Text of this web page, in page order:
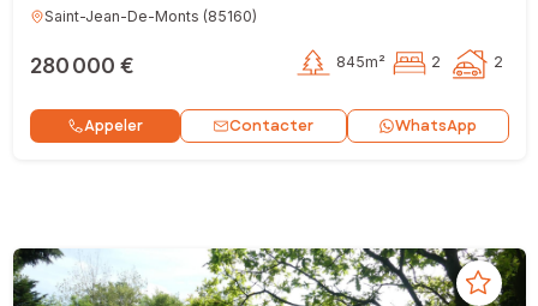
Saint-Jean-De-Monts (85160)
280 000 € 845m² 2 2
Appeler Contacter WhatsApp